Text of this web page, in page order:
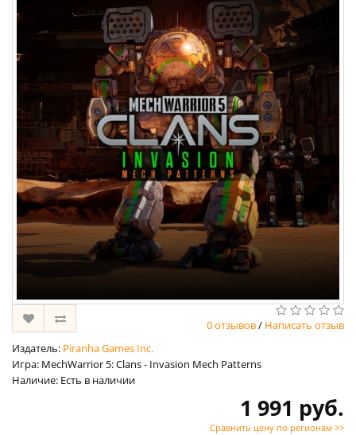
0 отзывов/ Написать отзыв
Издатель: Piranha Games Inc.
Игра: MechWarrior 5: Clans - Invasion Mech Patterns
Наличие: Есть в наличии
1 991 руб.
Сравнить цену по регионам >>